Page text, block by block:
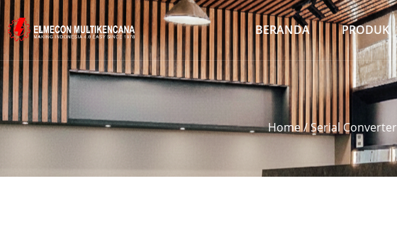
BERANDA PRODUK
Home/Serial Converter